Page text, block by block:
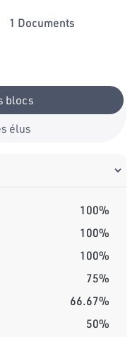
blocs
élus
100%
100%
100%
75%
66.67%
50%
1 Documents